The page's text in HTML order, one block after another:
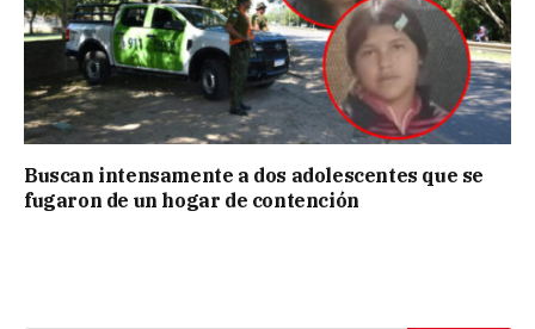
Buscan intensamente a dos adolescentes que se
fugaron de un hogar de contención